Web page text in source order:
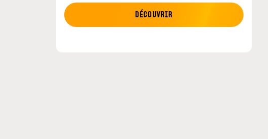
un retour en
MotoGP : les cinq constructeurs signent un
DÉCOUVRIR